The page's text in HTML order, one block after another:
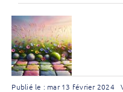
Publié le : mar 13 février 2024